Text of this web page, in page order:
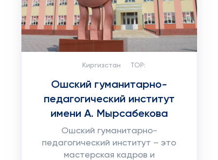
Киргизстан TOP:
Ошский гуманитарно-
педагогический институт
имени А. Мырсабекова
Ошский гуманитарно-
педагогический институт – это
мастерская кадров и